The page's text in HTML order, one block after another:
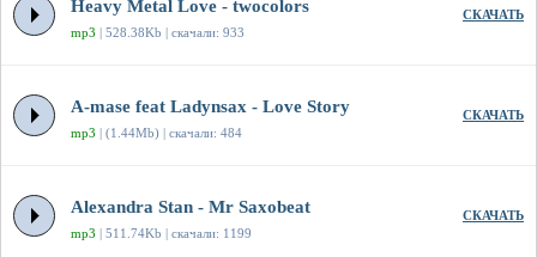
Heavy Metal Love - twocolors
mp3 | 528.38Kb | скачали: 933
СКАЧАТЬ
A-mase feat Ladynsax - Love Story
mp3 | (1.44Mb) | скачали: 484
СКАЧАТЬ
Alexandra Stan - Mr Saxobeat
mp3 | 511.74Kb | скачали: 1199
СКАЧАТЬ